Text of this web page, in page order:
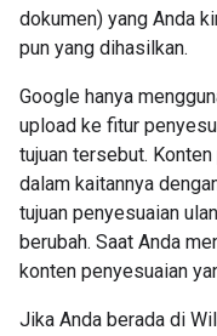
dokumen) yang Anda
pun yang dihasilkan.
Google hanya
upload ke fitur
tujuan tersebut.
dalam kaitannya
tujuan penyesuaian
berubah. Saat Anda
konten penyesuaian
Jika Anda berada di